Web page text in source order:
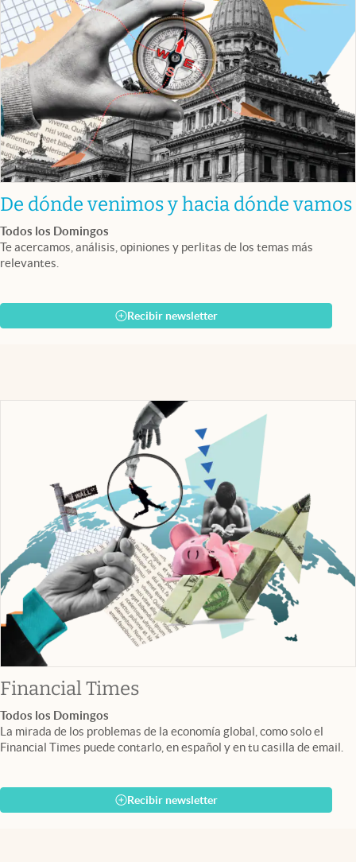
De dónde venimos y hacia dónde vamos
Todos los Domingos
Te acercamos, análisis, opiniones y perlitas de los temas más
relevantes.
Recibir newsletter
Financial Timesabre en nueva pestaña
Todos los Domingos
La mirada de los problemas de la economía global, como solo el
Financial Times puede contarlo, en español y en tu casilla de email.
Recibir newsletter